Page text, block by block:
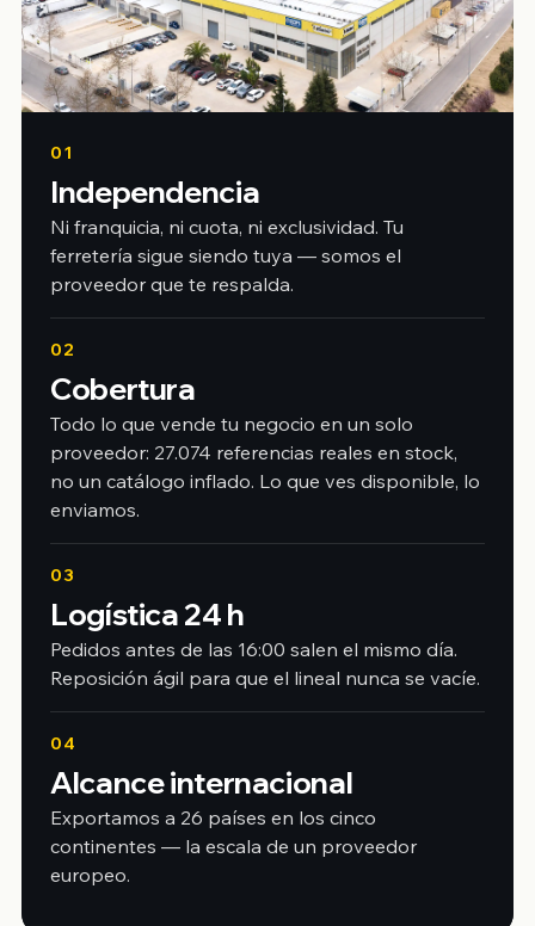
01
Independencia
Ni franquicia, ni cuota, ni exclusividad. Tu
ferretería sigue siendo tuya — somos el
proveedor que te respalda.
02
Cobertura
Todo lo que vende tu negocio en un solo
proveedor: 27.074 referencias reales en stock,
no un catálogo inflado. Lo que ves disponible, lo
enviamos.
03
Logística 24 h
Pedidos antes de las 16:00 salen el mismo día.
Reposición ágil para que el lineal nunca se vacíe.
04
Alcance internacional
Exportamos a 26 países en los cinco
continentes — la escala de un proveedor
europeo.